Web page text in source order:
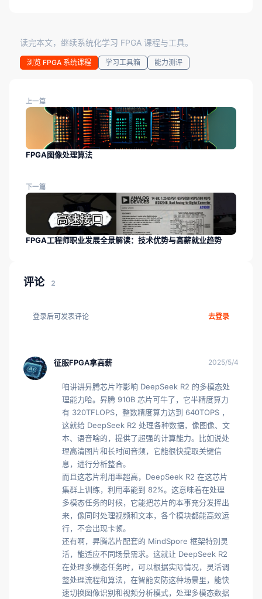
读完本文，继续系统化学习 FPGA 课程与工具。
浏览 FPGA 系统课程 学习工具箱 能力测评
上一篇
FPGA图像处理算法
下一篇
FPGA工程师职业发展全景解读：技术优势与高薪就业趋势
评论 2
登录后可发表评论 去登录
征服FPGA拿高薪 2025/5/4
咱讲讲昇腾芯片咋影响 DeepSeek R2 的多模态处
理能力哈。昇腾 910B 芯片可牛了，它半精度算力
有 320TFLOPS，整数精度算力达到 640TOPS ，
这就给 DeepSeek R2 处理各种数据，像图像、文
本、语音啥的，提供了超强的计算能力。比如说处
理高清图片和长时间音频，它能很快提取关键信
息，进行分析整合。
而且这芯片利用率超高，DeepSeek R2 在这芯片
集群上训练，利用率能到 82%。这意味着在处理
多模态任务的时候，它能把芯片的本事充分发挥出
来，像同时处理视频和文本，各个模块都能高效运
行，不会出现卡顿。
还有啊，昇腾芯片配套的 MindSpore 框架特别灵
活，能适应不同场景需求。这就让 DeepSeek R2
在处理多模态任务时，可以根据实际情况，灵活调
整处理流程和算法，在智能安防这种场景里，能快
速切换图像识别和视频分析模式，处理多模态数据